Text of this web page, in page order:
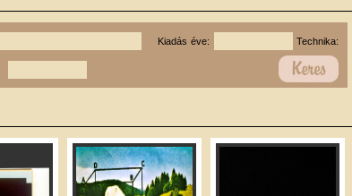
Kiadás éve: Technika: